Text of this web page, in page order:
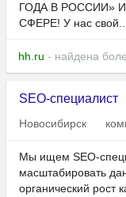
ГОДА В РОССИИ»
СФЕРЕ! У нас
hh.ru - найдена
SEO-специалист
Новосибирск
Мы ищем SEO-
масштабировать
органический рост